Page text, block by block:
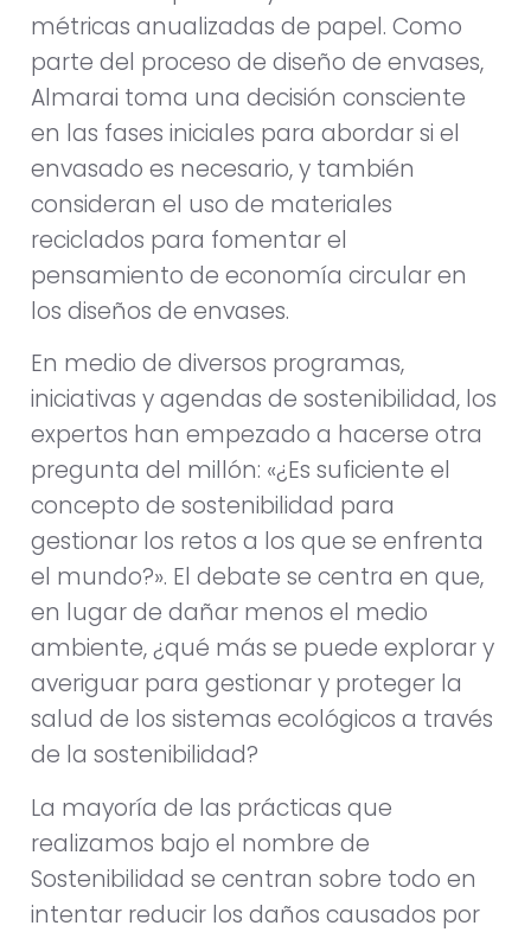
métricas anualizadas de papel. Como
parte del proceso de diseño de envases,
Almarai toma una decisión consciente
en las fases iniciales para abordar si el
envasado es necesario, y también
consideran el uso de materiales
reciclados para fomentar el
pensamiento de economía circular en
los diseños de envases.
En medio de diversos programas,
iniciativas y agendas de sostenibilidad, los
expertos han empezado a hacerse otra
pregunta del millón: «¿Es suficiente el
concepto de sostenibilidad para
gestionar los retos a los que se enfrenta
el mundo?». El debate se centra en que,
en lugar de dañar menos el medio
ambiente, ¿qué más se puede explorar y
averiguar para gestionar y proteger la
salud de los sistemas ecológicos a través
de la sostenibilidad?
La mayoría de las prácticas que
realizamos bajo el nombre de
Sostenibilidad se centran sobre todo en
intentar reducir los daños causados por